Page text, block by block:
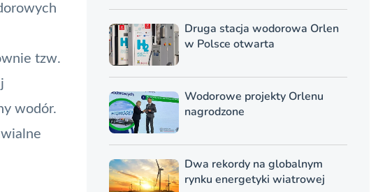
tzw.
wodór.
Druga stacja wodorowa Orlen
w Polsce otwarta
Wodorowe projekty Orlenu
nagrodzone
Dwa rekordy na globalnym
rynku energetyki wiatrowej